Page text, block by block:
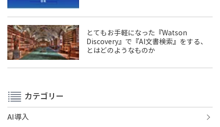
とてもお手軽になった『Watson
Discovery』で『AI文書検索』をする、
とはどのようなものか
カテゴリー
AI導入